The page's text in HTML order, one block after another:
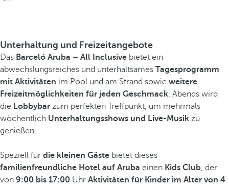
Unterhaltung und Freizeitangebote
Das Barceló Aruba – All Inclusive bietet ein
abwechslungsreiches und unterhaltsames Tagesprogramm
mit Aktivitäten im Pool und am Strand sowie weitere
Freizeitmöglichkeiten für jeden Geschmack. Abends wird
die Lobbybar zum perfekten Treffpunkt, um mehrmals
wöchentlich Unterhaltungsshows und Live-Musik zu
genießen.
Speziell für die kleinen Gäste bietet dieses
familienfreundliche Hotel auf Aruba einen Kids Club, der
von 9:00 bis 17:00 Uhr Aktivitäten für Kinder im Alter von 4